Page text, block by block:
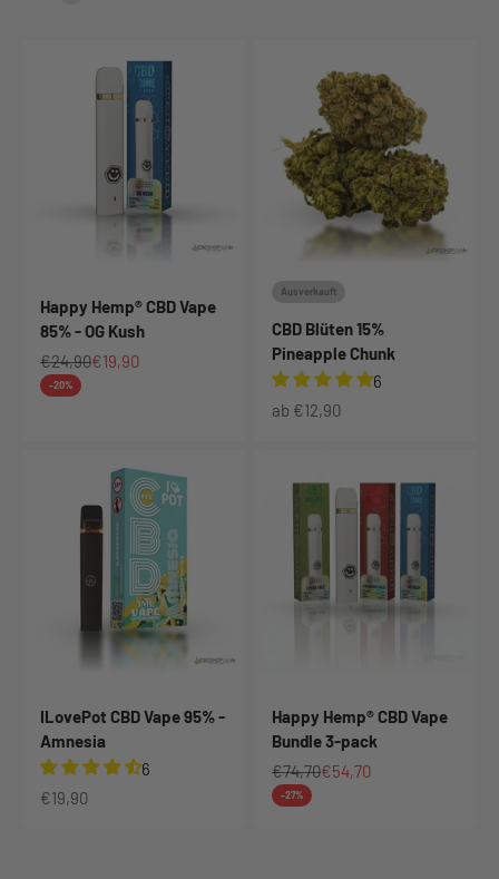
Happy Hemp® CBD Vape
85% - OG Kush
Regulärer Preis
€24,90Angebot
€19,90
-20%
Ausverkauft
CBD Blüten 15%
Pineapple Chunk
6
Angebot
ab €12,90
ILovePot CBD Vape 95% -
Amnesia
6
Angebot
€19,90
Happy Hemp® CBD Vape
Bundle 3-pack
Regulärer Preis
€74,70Angebot
€54,70
-27%